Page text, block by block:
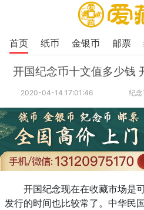
首页 纸币 金银币 邮票
开国纪念币十文值多少钱
2020-04-14 17:01:46 纪
开国纪念现在在收藏市场是
发行的时间也比较常了。中华民